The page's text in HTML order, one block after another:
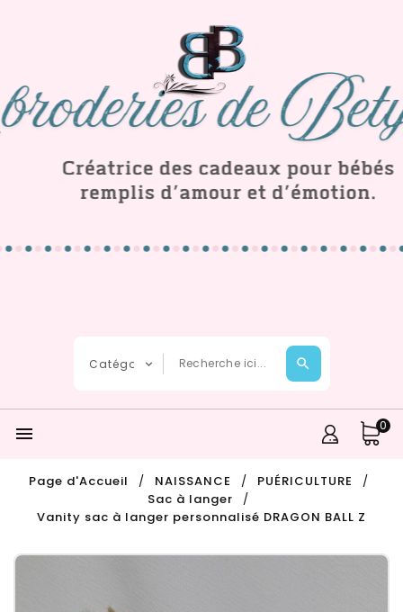
 0
Page d'Accueil NAISSANCE
PUÉRICULTURE
Sac à langer
Vanity sac à langer personnalisé DRAGON BALL Z